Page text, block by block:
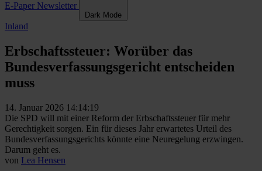
E-Paper Newsletter
Dark Mode
Inland
Erbschaftssteuer: Worüber das
Bundesverfassungsgericht entscheiden
muss
14. Januar 2026 14:14:19
Die SPD will mit einer Reform der Erbschaftssteuer für mehr
Gerechtigkeit sorgen. Ein für dieses Jahr erwartetes Urteil des
Bundesverfassungsgerichts könnte eine Neuregelung erzwingen.
Darum geht es.
von Lea Hensen